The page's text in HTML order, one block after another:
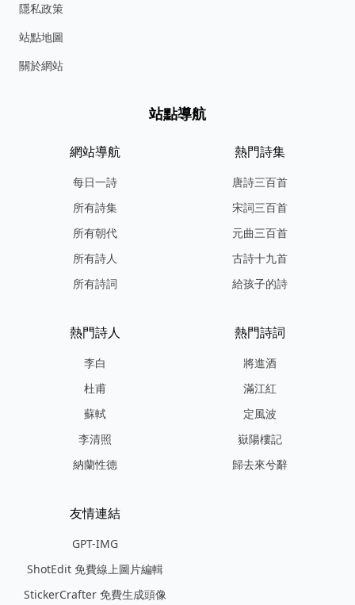
隱私政策
站點地圖
關於網站
站點導航
網站導航
每日一詩
所有詩集
所有朝代
所有詩人
所有詩詞
熱門詩集
唐詩三百首
宋詞三百首
元曲三百首
古詩十九首
給孩子的詩
熱門詩人
李白
杜甫
蘇軾
李清照
納蘭性德
熱門詩詞
將進酒
滿江紅
定風波
嶽陽樓記
歸去來兮辭
友情連結
GPT-IMG
ShotEdit 免費線上圖片編輯
StickerCrafter 免費生成頭像